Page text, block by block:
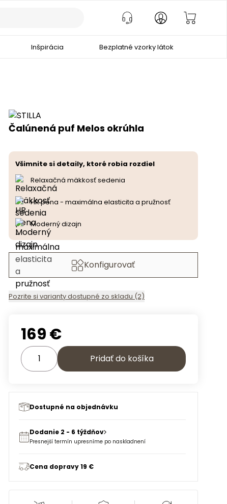
Inšpirácia Bezplatné vzorky látok
Čalúnená puf Melos okrúhla
Všimnite si detaily, ktoré robia rozdiel
Relaxačná mäkkosť sedenia
HR pena - maximálna elasticita a pružnosť
Moderný dizajn
Konfigurovať
Pozrite si varianty dostupné zo skladu (2)
169€
Pridať do košíka
Dostupné na objednávku
Dodanie 2 - 6 týždňov
Presnejší termín upresníme po naskladnení
Cena dopravy 19 €